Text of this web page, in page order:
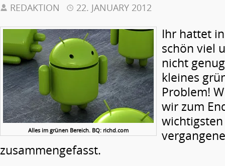
REDAKTION 22. JANUARY 2012
Alles im grünen Bereich. BQ: richd.com
Ihr hattet
schön viel
nicht
kleines
Problem!
wir zum
zusammengefasst.